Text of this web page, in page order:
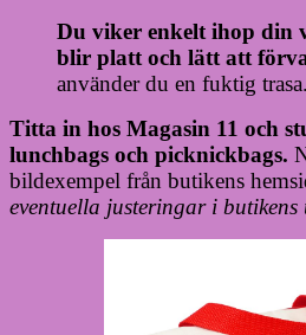
Du viker enkelt ihop din
blir platt och lätt att
använder du en fuktig trasa.
Titta in hos Magasin 11 och
lunchbags och picknickbags.
bildexempel från butikens
eventuella justeringar i butikens